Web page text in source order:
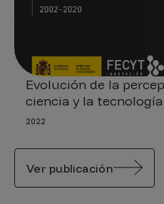
Evolución de la
ciencia y la tecnología
2022
Ver publicación